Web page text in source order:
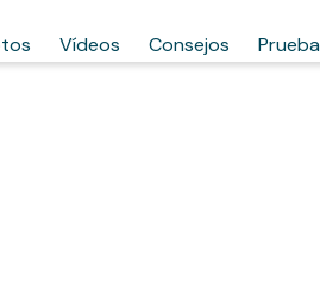
Vídeos Consejos